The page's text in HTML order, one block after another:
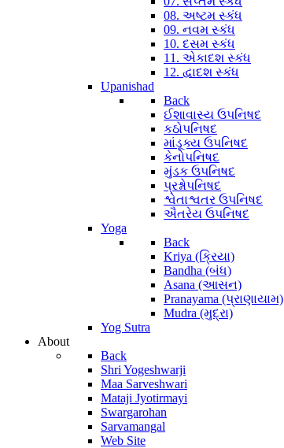
08. અષ્ટમ સ્કંધ
09. નવમ સ્કંધ
10. દસમ સ્કંધ
11. એકાદશ સ્કંધ
12. દ્વાદશ સ્કંધ
Upanishad
Back
ઈશાવાસ્ય ઉપનિષદ
કઠોપનિષદ
માંડૂક્ય ઉપનિષદ
કેનોપનિષદ
મુંડક ઉપનિષદ
પ્રશ્નોપનિષદ
શ્વેતાશ્વતર ઉપનિષદ
ઐતરેય ઉપનિષદ
Yoga
Back
Kriya (ક્રિયા)
Bandha (બંધ)
Asana (આસન)
Pranayama (પ્રાણાયામ)
Mudra (મુદ્રા)
Yog Sutra
About
Back
Shri Yogeshwarji
Maa Sarveshwari
Mataji Jyotirmayi
Swargarohan
Sarvamangal
Web Site